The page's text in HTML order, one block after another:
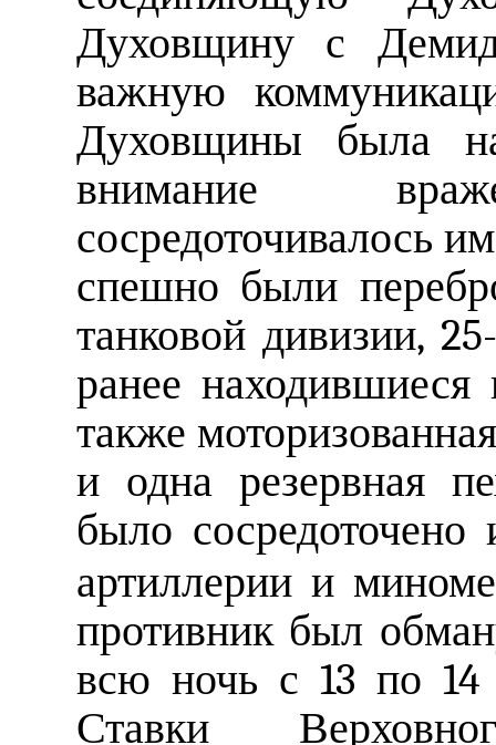
Духовщину с
важную
Духовщины была
внимание
сосредоточивалось
спешно были
танковой дивизии,
ранее находившиеся
также
и одна резервная
было
артиллерии и
противник был
всю ночь с 13 по 14
Ставки